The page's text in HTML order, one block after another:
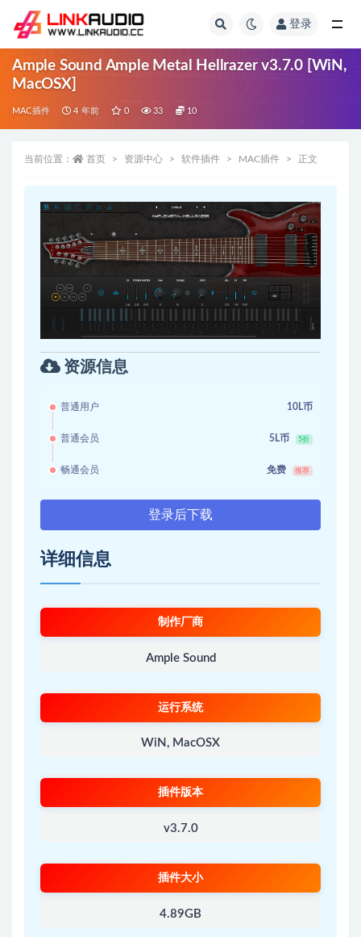
登录
Ample Sound Ample Metal Hellrazer v3.7.0 [WiN,
MacOSX]
MAC插件 4 年前 0 33 10
当前位置： 首页 资源中心 软件插件 MAC插件 正文
资源信息
普通用户 10L币
普通会员 5L币 5折
畅通会员 免费 推荐
登录后下载
详细信息
制作厂商
Ample Sound
运行系统
WiN, MacOSX
插件版本
v3.7.0
插件大小
4.89GB